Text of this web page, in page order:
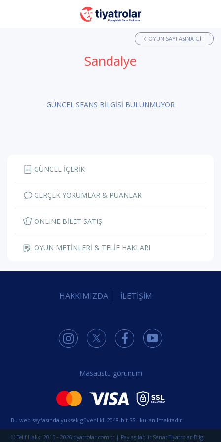
OYUN SAYFASINA GIT
Sandalye
GÜNCEL SEANS BİLGİSİ BULUNMUYOR
GÜNCEL İÇERİK
GERÇEK YORUMLAR & PUANLAR
ONLINE BİLET SATIŞ
OYUN METİNLERİ & TELİF HAKLARI
HAKKIMIZDA İLETİŞİM
Masaüstü görünüm
Bu web sayfasında yüksek güvenlikli 2048-bit SSL kullanılmaktadır.
© Telif Hakkı 2015 - 2026 tiyatrolar.com.tr | Paylaşılabilir Sanat Tiyatrolar Bilgi